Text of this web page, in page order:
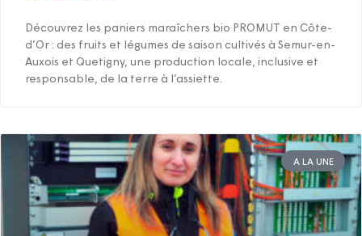
Découvrez les paniers maraîchers bio PROMUT en Côte-
d’Or : des fruits et légumes de saison cultivés à Semur-en-
Auxois et Quetigny, une production locale, inclusive et
responsable, de la terre à l’assiette.
A LA UNE